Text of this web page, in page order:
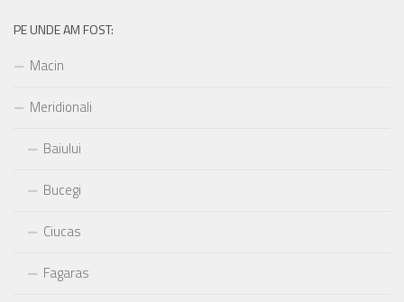
PE UNDE AM FOST:
Macin
Meridionali
Baiului
Bucegi
Ciucas
Fagaras